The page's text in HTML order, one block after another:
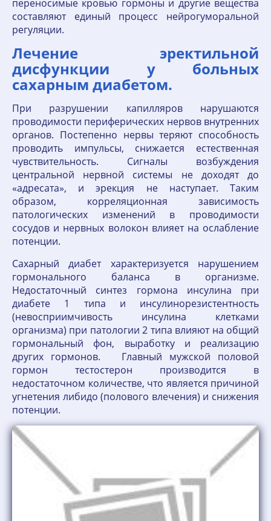
переносимые кровью гормоны и другие вещества
составляют единый процесс нейрогуморальной
регуляции.
Лечение эректильной
дисфункции у больных
сахарным диабетом.
При разрушении капилляров нарушаются
проводимости периферических нервов внутренних
органов. Постепенно нервы теряют способность
проводить импульсы, снижается естественная
чувствительность. Сигналы возбуждения
центральной нервной системы не доходят до
«адресата», и эрекция не наступает. Таким
образом, корреляционная зависимость
патологических изменений в проводимости
сосудов и нервных волокон влияет на ослабление
потенции.
Сахарный диабет характеризуется нарушением
гормонального баланса в организме.
Недостаточный синтез гормона инсулина при
диабете 1 типа и инсулинорезистентность
(невосприимчивость инсулина клетками
организма) при патологии 2 типа влияют на общий
гормональный фон, выработку и реализацию
других гормонов. Главный мужской половой
гормон тестостерон производится в
недостаточном количестве, что является причиной
угнетения либидо (полового влечения) и снижения
потенции.